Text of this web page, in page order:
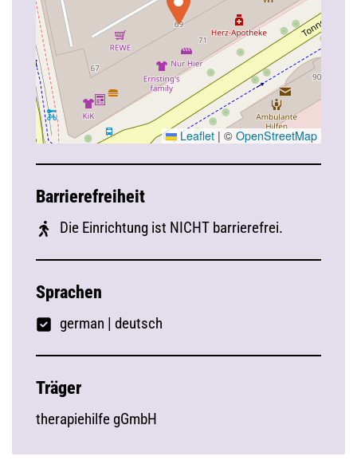
Leaflet | © OpenStreetMap
Barrierefreiheit
Die Einrichtung ist NICHT barrierefrei.
Sprachen
german | deutsch
Träger
therapiehilfe gGmbH